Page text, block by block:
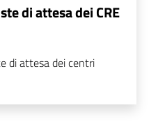
di attesa dei CRE
di attesa dei centri